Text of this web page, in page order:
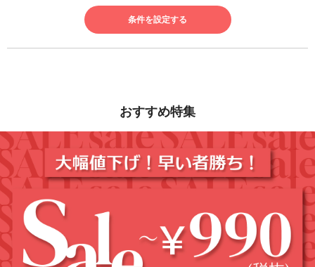
条件を設定する
おすすめ特集